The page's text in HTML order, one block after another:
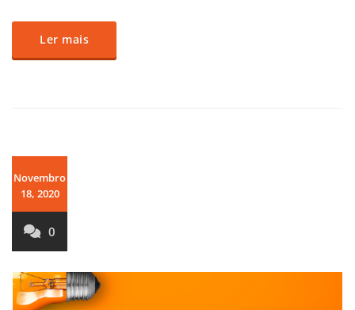
Ler mais
Novembro
18, 2020
0